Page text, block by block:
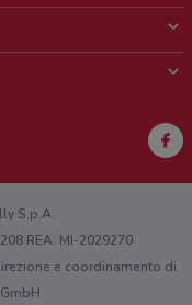
S.p.A.
REA: MI-2029270
e coordinamento di